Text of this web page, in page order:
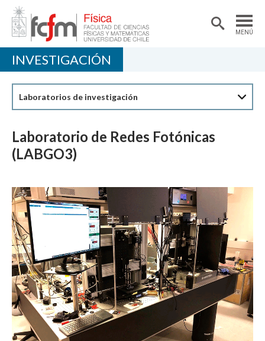
MENÚ
DEPARTAMENTO
ACADÉMICAS/OS
DOCENCIA
INVESTIGACIÓN
Laboratorios de investigación
Laboratorio de Redes Fotónicas
(LABGO3)